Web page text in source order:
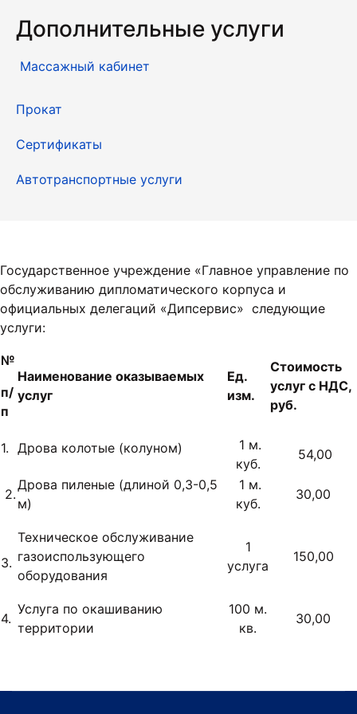
Дополнительные услуги
Массажный кабинет
Прокат
Сертификаты
Автотранспортные услуги
Государственное учреждение «Главное управление по
обслуживанию дипломатического корпуса и
официальных делегаций «Дипсервис» следующие
услуги:
№
п/
п
Наименование оказываемых
услуг
Ед.
изм.
Стоимость
услуг с НДС,
руб.
1. Дрова колотые (колуном)
1 м.
куб.
54,00
2.
Дрова пиленые (длиной 0,3-0,5
м)
1 м.
куб.
30,00
3.
Техническое обслуживание
газоиспользующего
оборудования
1
услуга
150,00
4.
Услуга по окашиванию
территории
100 м.
кв.
30,00